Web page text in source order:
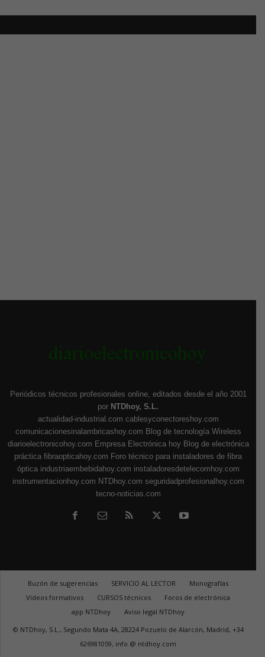
Periódicos técnicos profesionales online, editados desde el año 2001
por NTDhoy, S.L.
actualidad-industrial.com cablesyconectoreshoy.com
comunicacionesinalambricashoy.com Blog de tecnología Wireless
diarioelectronicohoy.com Empresa Electrónica hoy Blog de electrónica
práctica fibraopticahoy.com Foro técnico para instaladores de fibra
óptica industriaembebidahoy.com instaladoresdetelecomhoy.com
instrumentacionhoy.com NTDhoy.com seguridadprofesionalhoy.com
tecno-noticias.com
Buzón de sugerencias SERVICIO AL LECTOR
Monografías
Vídeos formativos
CURSOS técnicos
Foros de electrónica
app NTDhoy
Aviso legal NTDhoy
© NTDhoy, S.L., Segundo Mata 4A, 28224 Pozuelo de Alarcón, Madrid, +34
626981059, info @ ntdhoy.com